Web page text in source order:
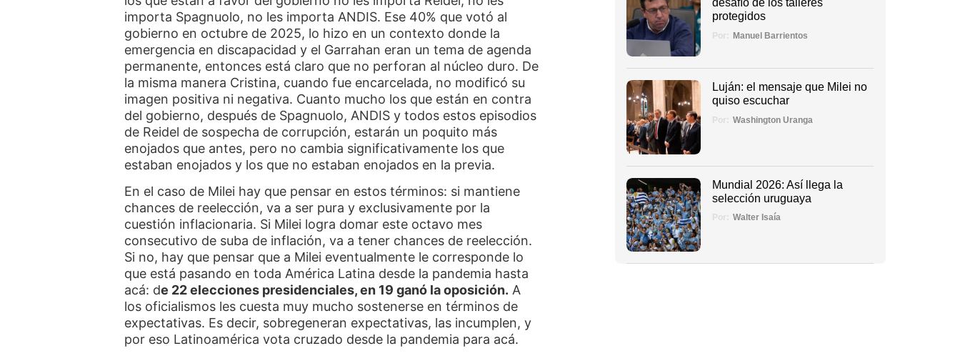
importa Spagnuolo, no les importa ANDIS. Ese 40% que votó al
gobierno en octubre de 2025, lo hizo en un contexto donde la
emergencia en discapacidad y el Garrahan eran un tema de agenda
permanente, entonces está claro que no perforan al núcleo duro. De
la misma manera Cristina, cuando fue encarcelada, no modificó su
imagen positiva ni negativa. Cuanto mucho los que están en contra
del gobierno, después de Spagnuolo, ANDIS y todos estos episodios
de Reidel de sospecha de corrupción, estarán un poquito más
enojados que antes, pero no cambia significativamente los que
estaban enojados y los que no estaban enojados en la previa.
En el caso de Milei hay que pensar en estos términos: si mantiene
chances de reelección, va a ser pura y exclusivamente por la
cuestión inflacionaria. Si Milei logra domar este octavo mes
consecutivo de suba de inflación, va a tener chances de reelección.
Si no, hay que pensar que a Milei eventualmente le corresponde lo
que está pasando en toda América Latina desde la pandemia hasta
acá: de 22 elecciones presidenciales, en 19 ganó la oposición. A
los oficialismos les cuesta muy mucho sostenerse en términos de
expectativas. Es decir, sobregeneran expectativas, las incumplen, y
por eso Latinoamérica vota cruzado desde la pandemia para acá.
desafío de los talleres
protegidos
Por: Manuel Barrientos
Luján: el mensaje que Milei no
quiso escuchar
Por: Washington Uranga
Mundial 2026: Así llega la
selección uruguaya
Por: Walter Isaía